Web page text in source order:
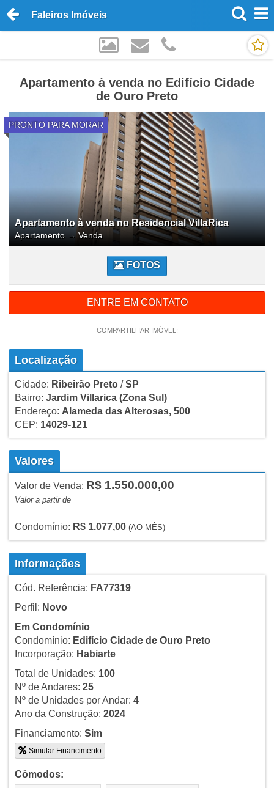
Faleiros Imóveis
Apartamento à venda no Edifício Cidade
de Ouro Preto
PRONTO PARA MORAR
Apartamento à venda no Residencial VillaRica
Apartamento →Venda
FOTOS
ENTRE EM CONTATO
COMPARTILHAR IMÓVEL:
Localização
Cidade: Ribeirão Preto/SP
Bairro: Jardim Villarica (Zona Sul)
Endereço: Alameda das Alterosas, 500
CEP: 14029-121
Valores
Valor de Venda: R$ 1.550.000,00
Valor a partir de
Condomínio: R$ 1.077,00 (AO MÊS)
Informações
Cód. Referência: FA77319
Perfil: Novo
Em Condomínio
Condomínio: Edifício Cidade de Ouro Preto
Incorporação: Habiarte
Total de Unidades: 100
Nº de Andares: 25
Nº de Unidades por Andar: 4
Ano da Construção: 2024
Financiamento: Sim
Simular Financimento
Cômodos: